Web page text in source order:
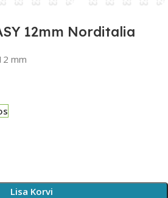
12mm Norditalia
mm
Lisa Korvi